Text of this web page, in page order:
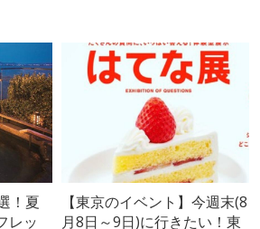
！夏
レッ
【東京のイベント】今週末(8
月8日～9日)に行きたい！東